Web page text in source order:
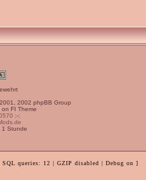
2002 phpBB Group
FI Theme
:-:
1 Stunde
queries: 12 | GZIP disabled | Debug on ]